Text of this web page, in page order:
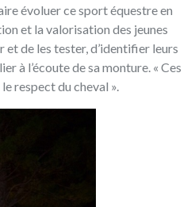
évoluer ce sport équestre en
et la valorisation des jeunes
et de les tester, d’identifier leurs
à l’écoute de sa monture. « Ces
respect du cheval ».